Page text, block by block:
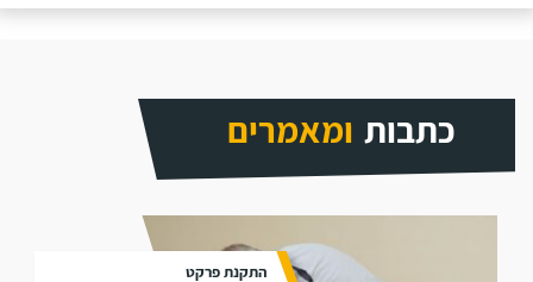
כתבות ומאמרים
התקנת פרקט